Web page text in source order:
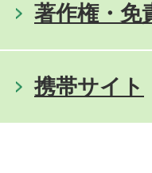
著作権・免
携帯サイト